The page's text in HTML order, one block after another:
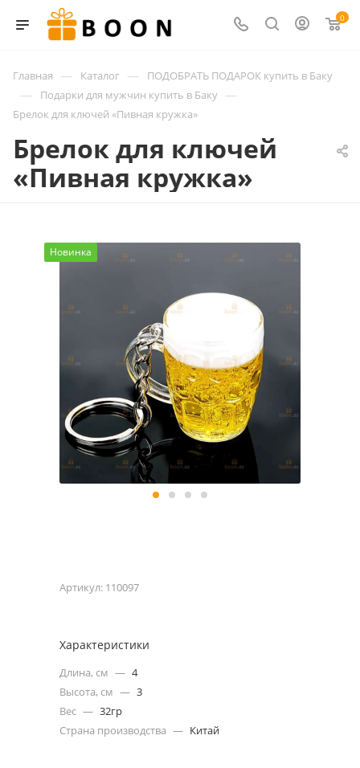
0
Главная — Каталог — ПОДОБРАТЬ ПОДАРОК купить в Баку
— Подарки для мужчин купить в Баку —
Брелок для ключей «Пивная кружка»
Брелок для ключей
«Пивная кружка»
Новинка
Артикул: 110097
Характеристики
Длина, см — 4
Высота, см — 3
Вес — 32гр
Страна производства — Китай